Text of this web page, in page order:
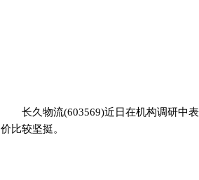
长久物流(603569)近日在机构调研中
价比较坚挺。